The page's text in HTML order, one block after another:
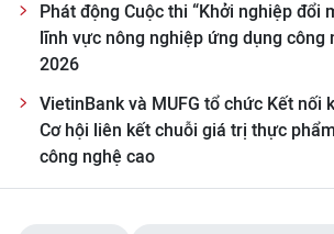
Phát động Cuộc thi “Khởi nghiệp đổi
lĩnh vực nông nghiệp ứng dụng công
2026
VietinBank và MUFG tổ chức Kết nối
Cơ hội liên kết chuỗi giá trị thực
công nghệ cao